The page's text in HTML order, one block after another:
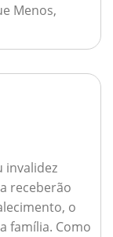
Menos,
invalidez
receberão
o
família. Como